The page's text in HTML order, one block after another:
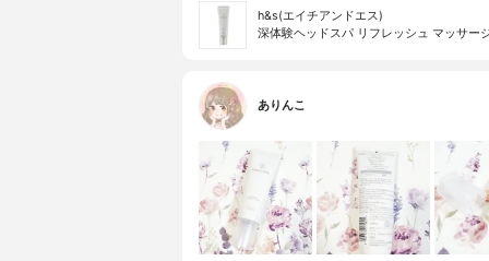
h&s(エイチアンドエス)
深体験ヘッドスパ リフレッシュ マッサー
ありんこ